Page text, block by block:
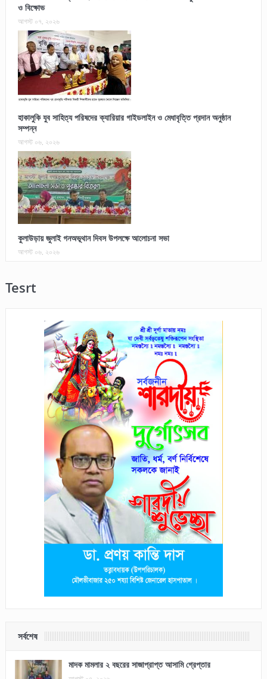
ও বিক্ষোভ
আগস্ট ০৭, ২০২৬
হাকালুকি যুব সাহিত্য পরিষদের ক্যারিয়ার গাইডলাইন ও মেধাবৃত্তি প্রদান অনুষ্ঠান
সম্পন্ন
আগস্ট ০৬, ২০২৬
কুলাউড়ায় জুলাই গনঅভূথান দিবস উপলক্ষে আলোচনা সভা
আগস্ট ০৬, ২০২৬
Tesrt
সর্বশেষ
মাদক মামলার ২ বছরের সাজাপ্রাপ্ত আসামি গ্রেপ্তার